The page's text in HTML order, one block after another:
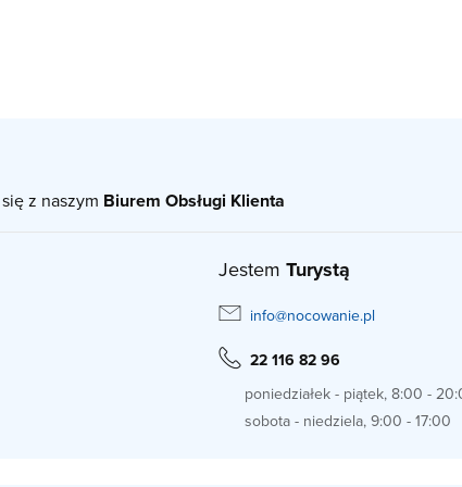
z naszym Biurem Obsługi Klienta
Jestem Turystą
info@nocowanie.pl
22 116 82 96
poniedziałek - piątek, 8:00 -
sobota - niedziela, 9:00 - 17:00